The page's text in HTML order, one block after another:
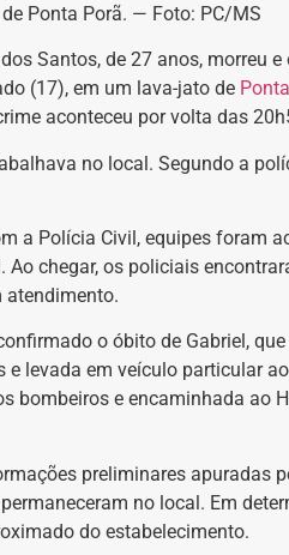
Ponta Porã. — Foto: PC/MS
Santos, de 27 anos, morreu
(17), em um lava-jato de
aconteceu por volta das
no local. Segundo a
a Polícia Civil, equipes foram
Ao chegar, os policiais
atendimento.
o óbito de Gabriel,
e levada em veículo particular
bombeiros e encaminhada ao
preliminares apuradas
no local. Em
do estabelecimento.